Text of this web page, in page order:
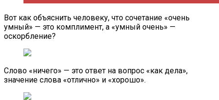
Вот как объяснить человеку, что сочетание «очень
умный» — это комплимент, а «умный очень» —
оскорбление?
Слово «ничего» — это ответ на вопрос «как дела»,
значение слова «отлично» и «хорошо».